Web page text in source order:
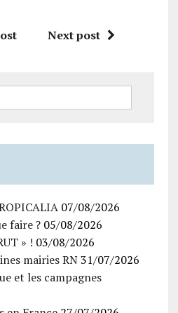
Next post
07/08/2026
faire ? 05/08/2026
» ! 03/08/2026
mairies RN 31/07/2026
et les campagnes